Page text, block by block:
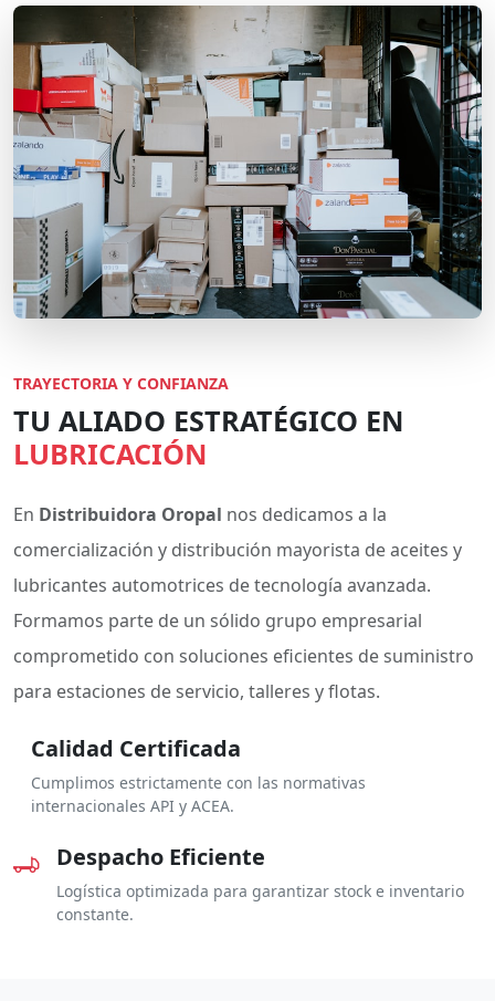
TRAYECTORIA Y CONFIANZA
TU ALIADO ESTRATÉGICO EN
LUBRICACIÓN
En Distribuidora Oropal nos dedicamos a la
comercialización y distribución mayorista de aceites y
lubricantes automotrices de tecnología avanzada.
Formamos parte de un sólido grupo empresarial
comprometido con soluciones eficientes de suministro
para estaciones de servicio, talleres y flotas.
Calidad Certificada
Cumplimos estrictamente con las normativas
internacionales API y ACEA.
Despacho Eficiente
Logística optimizada para garantizar stock e inventario
constante.